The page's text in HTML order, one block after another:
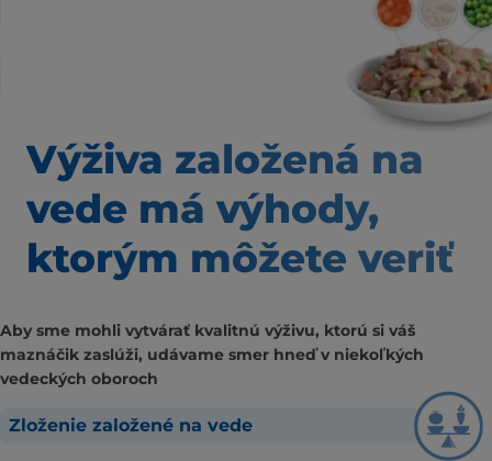
Výživa založená na
vede má výhody,
ktorým môžete veriť
Aby sme mohli vytvárať kvalitnú výživu, ktorú si váš
maznáčik zaslúži, udávame smer hneď v niekoľkých
vedeckých oboroch
Zloženie založené na vede